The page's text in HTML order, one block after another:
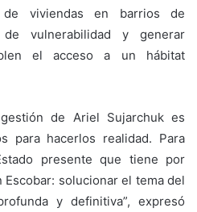
de viviendas en barrios de
vulnerabilidad y generar
el acceso a un hábitat
de Ariel Sujarchuk es
para hacerlos realidad. Para
presente que tiene por
solucionar el tema del
y definitiva”, expresó